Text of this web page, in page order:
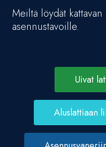
Meiltä löydät
asennustavoille.
Uivat
Aluslattiaan